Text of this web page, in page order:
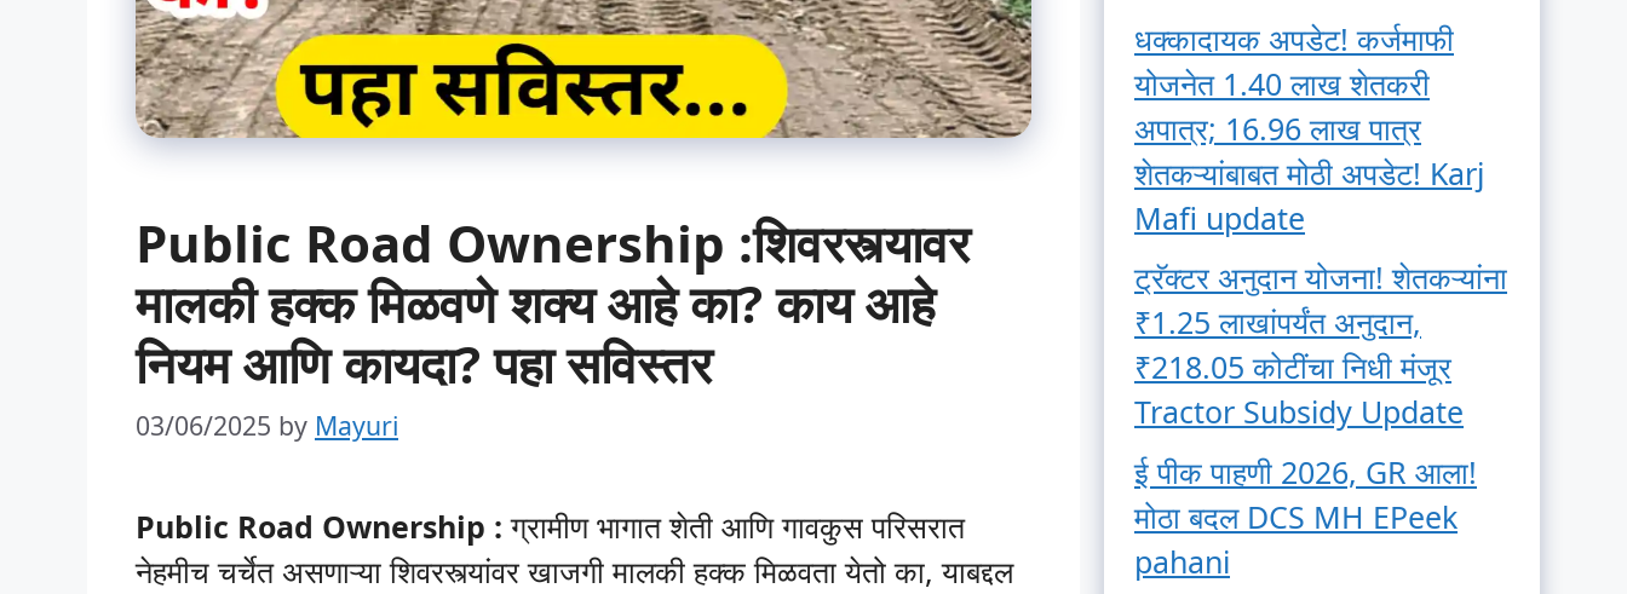
Public Road Ownership :शिवरस्त्यावर
मालकी हक्क मिळवणे शक्य आहे का? काय आहे
नियम आणि कायदा? पहा सविस्तर
03/06/2025 by Mayuri
Public Road Ownership : ग्रामीण भागात शेती आणि गावकुस परिसरात
नेहमीच चर्चेत असणाऱ्या शिवरस्त्यांवर खाजगी मालकी हक्क मिळवता येतो का, याबद्दल
धक्कादायक अपडेट! कर्जमाफी
योजनेत 1.40 लाख शेतकरी
अपात्र; 16.96 लाख पात्र
शेतकऱ्यांबाबत मोठी अपडेट! Karj
Mafi update
ट्रॅक्टर अनुदान योजना! शेतकऱ्यांना
₹1.25 लाखांपर्यंत अनुदान,
₹218.05 कोटींचा निधी मंजूर
Tractor Subsidy Update
ई पीक पाहणी 2026, GR आला!
मोठा बदल DCS MH EPeek
pahani